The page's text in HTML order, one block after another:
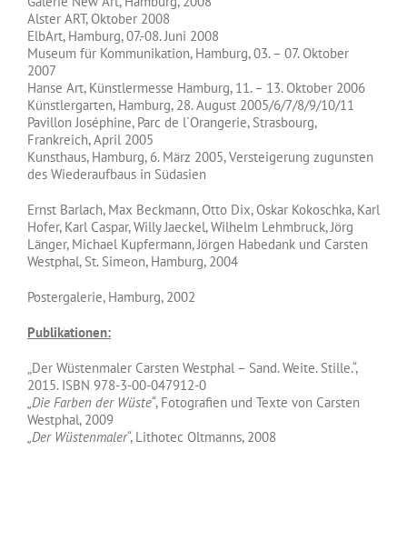
Alster ART, Oktober 2008
ElbArt, Hamburg, 07.-08. Juni 2008
Museum für Kommunikation, Hamburg, 03. – 07. Oktober
2007
Hanse Art, Künstlermesse Hamburg, 11. – 13. Oktober 2006
Künstlergarten, Hamburg, 28. August 2005/6/7/8/9/10/11
Pavillon Joséphine, Parc de l´Orangerie, Strasbourg,
Frankreich, April 2005
Kunsthaus, Hamburg, 6. März 2005, Versteigerung zugunsten
des Wiederaufbaus in Südasien
Ernst Barlach, Max Beckmann, Otto Dix, Oskar Kokoschka, Karl
Hofer, Karl Caspar, Willy Jaeckel, Wilhelm Lehmbruck, Jörg
Länger, Michael Kupfermann, Jörgen Habedank und Carsten
Westphal, St. Simeon, Hamburg, 2004
Postergalerie, Hamburg, 2002
Publikationen:
„Der Wüstenmaler Carsten Westphal – Sand. Weite. Stille.“,
2015. ISBN 978-3-00-047912-0
„Die Farben der Wüste“, Fotografien und Texte von Carsten
Westphal, 2009
„Der Wüstenmaler“, Lithotec Oltmanns, 2008